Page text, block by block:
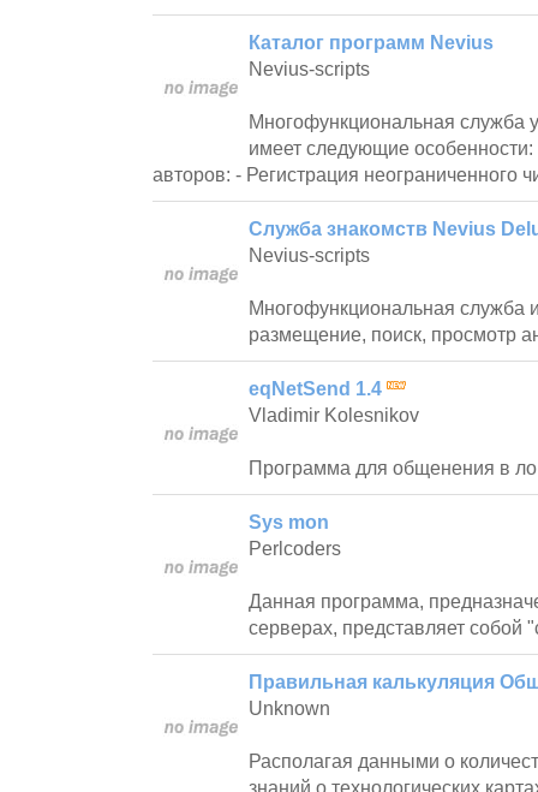
Каталог программ Nevius
Nevius-scripts
Многофункциональная служба
имеет следующие
авторов: - Регистрация неограниченного
Служба знакомств Nevius
Nevius-scripts
Многофункциональная служба
размещение, поиск, просмотр
eqNetSend 1.4
Vladimir Kolesnikov
Программа для общенения в
Sys mon
Perlcoders
Данная программа,
серверах, представляет собой
Правильная калькуляция
Unknown
Располагая данными о
знаний о технологических